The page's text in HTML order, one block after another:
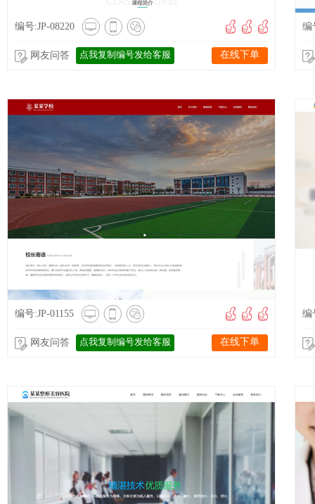
编号:JP-08220
网友问答 点我复制编号发给客服 在线下单
编
编号:JP-01155
网友问答 点我复制编号发给客服 在线下单
编